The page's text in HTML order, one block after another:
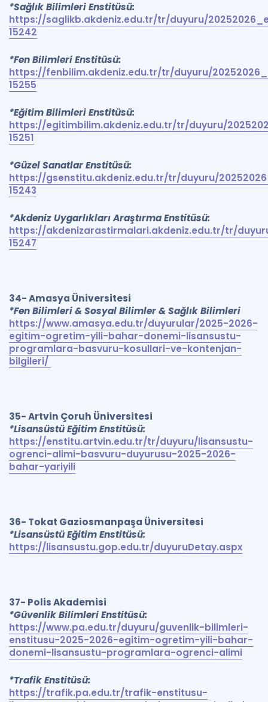
*Sağlık Bilimleri Enstitüsü:
https://saglikb.akdeniz.edu.tr/tr/duyuru/
15242
*Fen Bilimleri Enstitüsü:
https://fenbilim.akdeniz.edu.tr/tr/duyuru/
15255
*Eğitim Bilimleri Enstitüsü:
https://egitimbilim.akdeniz.edu.tr/tr/duyuru/
15251
*Güzel Sanatlar Enstitüsü:
https://gsenstitu.akdeniz.edu.tr/tr/duyuru/
15243
*Akdeniz Uygarlıkları Araştırma Enstitüsü:
https://akdenizarastirmalari.akdeniz.edu.tr/tr/
15247
34- Amasya Üniversitesi
*Fen Bilimleri & Sosyal Bilimler & Sağlık Bilimleri
https://www.amasya.edu.tr/duyurular/2025-2026-
egitim-ogretim-yili-bahar-donemi-lisansustu-
programlara-basvuru-kosullari-ve-kontenjan-
bilgileri/
35- Artvin Çoruh Üniversitesi
*Lisansüstü Eğitim Enstitüsü:
https://enstitu.artvin.edu.tr/tr/duyuru/lisansustu-
ogrenci-alimi-basvuru-duyurusu-2025-2026-
bahar-yariyili
36- Tokat Gaziosmanpaşa Üniversitesi
*Lisansüstü Eğitim Enstitüsü:
https://lisansustu.gop.edu.tr/duyuruDetay.aspx
37- Polis Akademisi
*Güvenlik Bilimleri Enstitüsü:
https://www.pa.edu.tr/duyuru/guvenlik-bilimleri-
enstitusu-2025-2026-egitim-ogretim-yili-bahar-
donemi-lisansustu-programlara-ogrenci-alimi
*Trafik Enstitüsü:
https://trafik.pa.edu.tr/trafik-enstitusu-